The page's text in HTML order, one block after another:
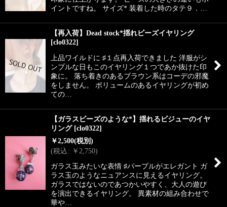
イントですね。 サイズ* 装着した時のタテ９．…
【再入荷】Dead stock*揺れビーズイヤリング
[clo0322]
上品ワイルドに ♯１点再入荷できました 洋服がシ
ンプルな日もこのイヤリング１つであか抜けた印
象に。 落ち着きのあるブラウン系はコーデの邪魔
をしません。 ボリュームのあるイヤリングが初め
ての…
【ガラスビーズのような*】揺れるビジューのイヤ
リング [clo0322]
￥2,500(税別)
(税込: ￥ 2,750)
ガラス玉みたいな表情 ♯パープルがエレガント ガ
ラス玉のようなニュアンスに見えるイヤリング。
ガラスではないのであつかいやすく、大人の遊び
を演出できるイヤリング。 異素材の組み合わせで
華や…